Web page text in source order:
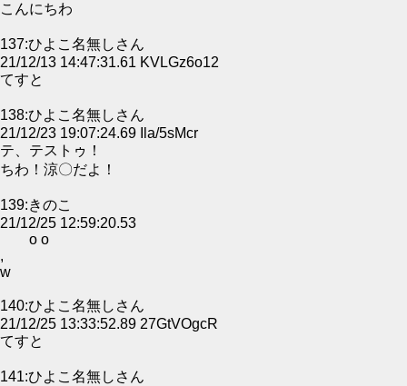
こんにちわ
137:ひよこ名無しさん
21/12/13 14:47:31.61 KVLGz6o12
てすと
138:ひよこ名無しさん
21/12/23 19:07:24.69 Ila/5sMcr
テ、テストゥ！
ちわ！涼〇だよ！
139:きのこ
21/12/25 12:59:20.53
o o
,
w
140:ひよこ名無しさん
21/12/25 13:33:52.89 27GtVOgcR
てすと
141:ひよこ名無しさん